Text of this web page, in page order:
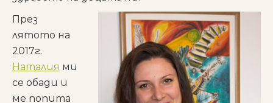
През
лятото на
2017г.
Наталия ми
се обади и
ме попита